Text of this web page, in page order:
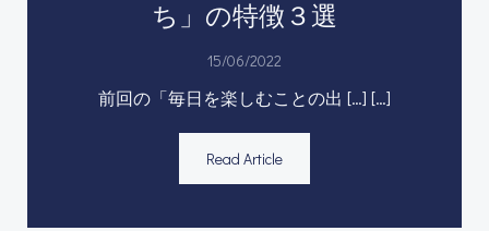
ち」の特徴３選
15/06/2022
前回の「毎日を楽しむことの出 […] […]
Read Article